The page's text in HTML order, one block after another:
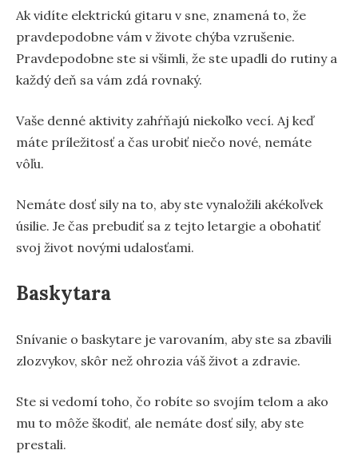
Ak vidíte elektrickú gitaru v sne, znamená to, že
pravdepodobne vám v živote chýba vzrušenie.
Pravdepodobne ste si všimli, že ste upadli do rutiny a
každý deň sa vám zdá rovnaký.
Vaše denné aktivity zahŕňajú niekoľko vecí. Aj keď
máte príležitosť a čas urobiť niečo nové, nemáte
vôľu.
Nemáte dosť sily na to, aby ste vynaložili akékoľvek
úsilie. Je čas prebudiť sa z tejto letargie a obohatiť
svoj život novými udalosťami.
Baskytara
Snívanie o baskytare je varovaním, aby ste sa zbavili
zlozvykov, skôr než ohrozia váš život a zdravie.
Ste si vedomí toho, čo robíte so svojím telom a ako
mu to môže škodiť, ale nemáte dosť sily, aby ste
prestali.